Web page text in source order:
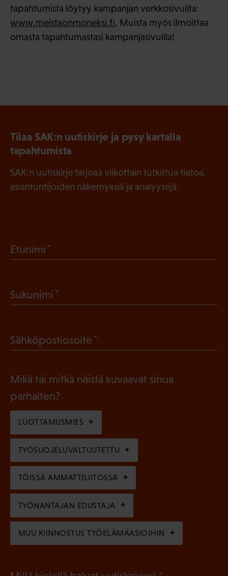
tapahtumista löytyy kampanjan verkkosivuilta:
www.meistaonmoneksi.fi. Muista myös ilmoittaa
omasta tapahtumastasi kampanjasivuilla!
Tilaa SAK:n uutiskirje ja pysy kartalla
tapahtumista
SAK:n uutiskirje tarjoaa viikottain tutkittua tietoa,
asiantuntijoiden näkemyksiä ja analyysejä.
Etunimi
l
n
e
)
Sukunimi
k
l
i
n
e
n
)
Sähköpostiosoite
l
i
n
e
n
)
Mikä tai mitkä näistä kuvaavat sinua
parhaiten?
LUOTTAMUSMIES
TYÖSUOJELUVALTUUTETTU
TÖISSÄ AMMATTILIITOSSA
TYÖNANTAJAN EDUSTAJA
MUU KIINNOSTUS TYÖELÄMÄASIOIHIN